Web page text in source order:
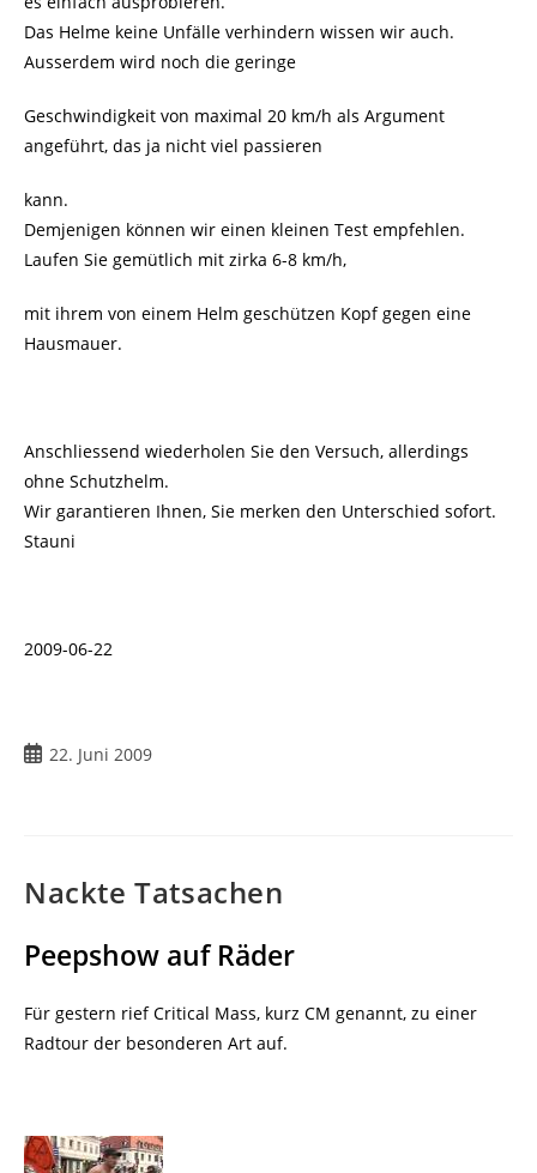
Das Helme keine Unfälle verhindern wissen wir auch.
Ausserdem wird noch die geringe
Geschwindigkeit von maximal 20 km/h als Argument
angeführt, das ja nicht viel passieren
kann.
Demjenigen können wir einen kleinen Test empfehlen.
Laufen Sie gemütlich mit zirka 6-8 km/h,
mit ihrem von einem Helm geschützen Kopf gegen eine
Hausmauer.
Anschliessend wiederholen Sie den Versuch, allerdings
ohne Schutzhelm.
Wir garantieren Ihnen, Sie merken den Unterschied sofort.
Stauni
2009-06-22
Beitrag
22. Juni 2009
Nackte Tatsachen
Peepshow auf Räder
Für gestern rief Critical Mass, kurz CM genannt, zu einer
Radtour der besonderen Art auf.